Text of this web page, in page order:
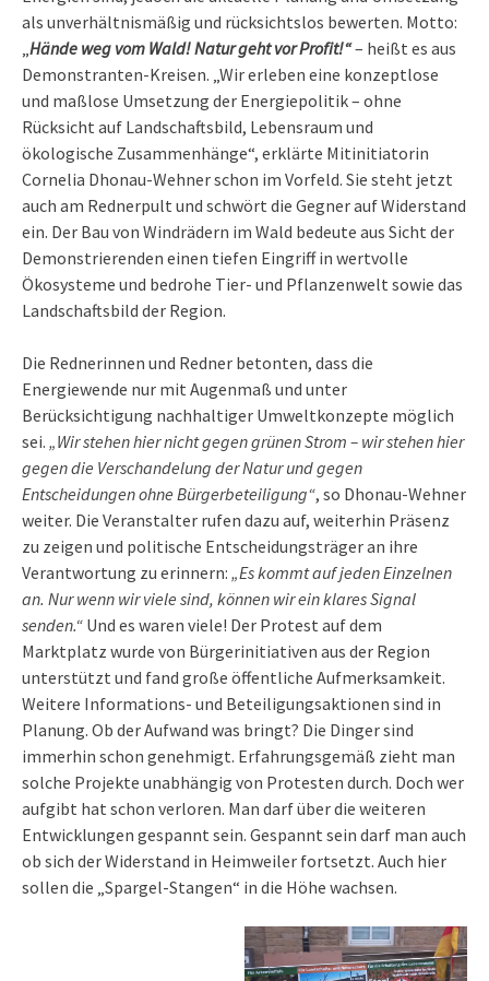
als unverhältnismäßig und rücksichtslos bewerten. Motto:
„Hände weg vom Wald!Natur geht vor Profit!“– heißt es aus
Demonstranten-Kreisen. „Wir erleben eine konzeptlose
und maßlose Umsetzung der Energiepolitik – ohne
Rücksicht auf Landschaftsbild, Lebensraum und
ökologische Zusammenhänge“, erklärte Mitinitiatorin
Cornelia Dhonau-Wehner schon im Vorfeld. Sie steht jetzt
auch am Rednerpult und schwört die Gegner auf Widerstand
ein. Der Bau von Windrädern im Wald bedeute aus Sicht der
Demonstrierenden einen tiefen Eingriff in wertvolle
Ökosysteme und bedrohe Tier- und Pflanzenwelt sowie das
Landschaftsbild der Region.
Die Rednerinnen und Redner betonten, dass die
Energiewende nur mit Augenmaß und unter
Berücksichtigung nachhaltiger Umweltkonzepte möglich
sei. „Wir stehen hier nicht gegen grünen Strom – wir stehen hier
gegen die Verschandelung der Natur und gegen
Entscheidungen ohne Bürgerbeteiligung“, so Dhonau-Wehner
weiter. Die Veranstalter rufen dazu auf, weiterhin Präsenz
zu zeigen und politische Entscheidungsträger an ihre
Verantwortung zu erinnern: „Es kommt auf jeden Einzelnen
an. Nur wenn wir viele sind, können wir ein klares Signal
senden.“ Und es waren viele! Der Protest auf dem
Marktplatz wurde von Bürgerinitiativen aus der Region
unterstützt und fand große öffentliche Aufmerksamkeit.
Weitere Informations- und Beteiligungsaktionen sind in
Planung. Ob der Aufwand was bringt? Die Dinger sind
immerhin schon genehmigt. Erfahrungsgemäß zieht man
solche Projekte unabhängig von Protesten durch. Doch wer
aufgibt hat schon verloren. Man darf über die weiteren
Entwicklungen gespannt sein. Gespannt sein darf man auch
ob sich der Widerstand in Heimweiler fortsetzt. Auch hier
sollen die „Spargel-Stangen“ in die Höhe wachsen.